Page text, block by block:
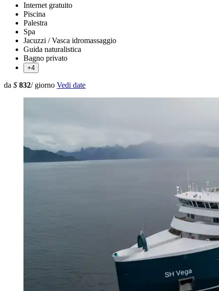
Internet gratuito
Piscina
Palestra
Spa
Jacuzzi / Vasca idromassaggio
Guida naturalistica
Bagno privato
+4
da $ 832/ giorno Vedi date